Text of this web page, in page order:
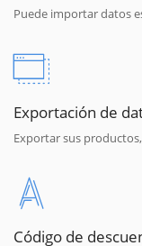
Puede importar datos
Exportación de
Exportar sus
Código de